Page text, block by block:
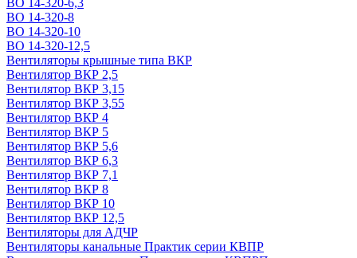
ВО 14-320-6,3
ВО 14-320-8
ВО 14-320-10
ВО 14-320-12,5
Вентиляторы крышные типа ВКР
Вентилятор ВКР 2,5
Вентилятор ВКР 3,15
Вентилятор ВКР 3,55
Вентилятор ВКР 4
Вентилятор ВКР 5
Вентилятор ВКР 5,6
Вентилятор ВКР 6,3
Вентилятор ВКР 7,1
Вентилятор ВКР 8
Вентилятор ВКР 10
Вентилятор ВКР 12,5
Вентиляторы для АДЧР
Вентиляторы канальные Практик серии КВПР